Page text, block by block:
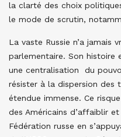
la clarté des choix
le mode de scrutin,
La vaste Russie n’a jamais
parlementaire. Son histoire
une centralisation du
résister à la dispersion des
étendue immense. Ce
des Américains d’affaiblir
Fédération russe en